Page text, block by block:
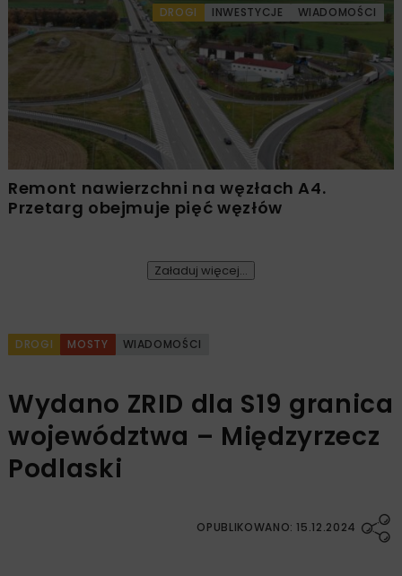
DROGI INWESTYCJE WIADOMOŚCI
Remont nawierzchni na węzłach A4.
Przetarg obejmuje pięć węzłów
Załaduj więcej...
DROGI MOSTY WIADOMOŚCI
Wydano ZRID dla S19 granica
województwa – Międzyrzecz
Podlaski
OPUBLIKOWANO: 15.12.2024